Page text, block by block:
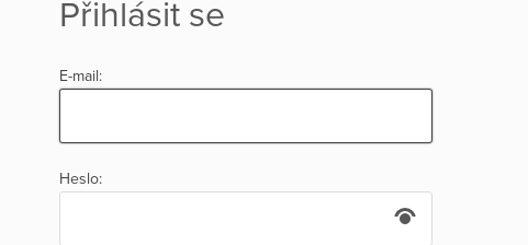
Přihlásit se
E-mail:
Heslo: